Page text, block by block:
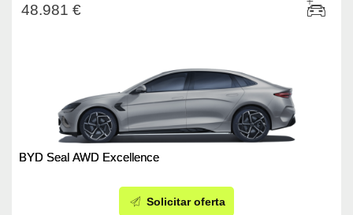
48.981 €
BYD Seal AWD Excellence
Solicitar oferta